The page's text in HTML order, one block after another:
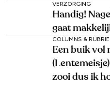
VERZORGING
Handig!
gaat
COLUMNS &
Een buik vol
zooi dus ik